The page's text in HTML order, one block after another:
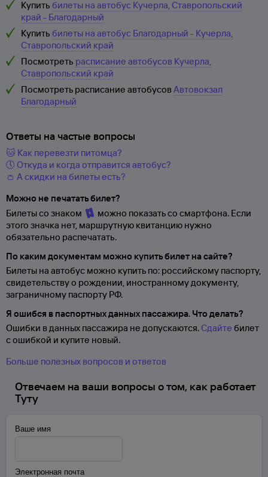
Купить билеты на автобус Кучерла, Ставропольский
край - Благодарный
Купить билеты на автобус Благодарный - Кучерла,
Ставропольский край
Посмотреть расписание автобусов Кучерла,
Ставропольский край
Посмотреть расписание автобусовАвтовокзал
Благодарный
Ответы на частые вопросы
🐱 Как перевезти питомца?
🕔 Откуда и когда отправится автобус?
👛 А скидки на билеты есть?
Можно не печатать билет?
Билеты со знаком
можно показать со смартфона. Если
этого значка нет, маршрутную квитанцию нужно
обязательно распечатать.
По каким документам можно купить билет на сайте?
Билеты на автобус можно купить по: российскому паспорту,
свидетельству о рождении, иностранному документу,
заграничному паспорту РФ.
Я ошибся в паспортных данных пассажира. Что делать?
Ошибки в данных пассажира не допускаются. Сдайте билет
с ошибкой и купите новый.
Больше полезных вопросов и ответов
Отвечаем на ваши вопросы о том, как работает
Туту
Ваше имя
Электронная почта